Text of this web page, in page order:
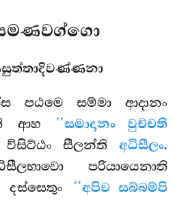
සමණවග්ගො
පඨමෙ සම්මා ආදානං
ආහ ‘‘සමාදානං වුච්චති
විසිට්ඨං සීලන්ති අධිසීලං.
පරියායෙනාති
දස්සෙතුං ‘‘අපිච සබ්බම්පි